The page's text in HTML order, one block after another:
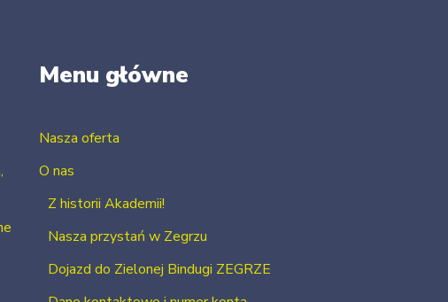
Menu główne
Nasza oferta
O nas
Z historii Akademii!
Nasza przystań w Zegrzu
Dojazd do Zielonej Bindugi ZEGRZE